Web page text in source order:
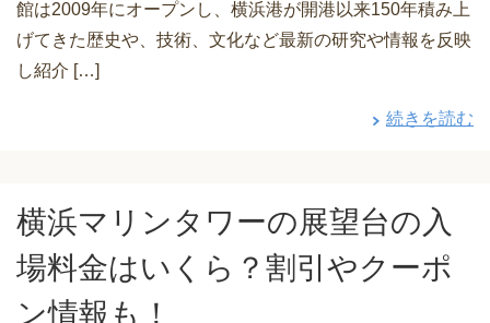
館は2009年にオープンし、横浜港が開港以来150年積み上
げてきた歴史や、技術、文化など最新の研究や情報を反映
し紹介 […]
続きを読む
横浜マリンタワーの展望台の入
場料金はいくら？割引やクーポ
ン情報も！